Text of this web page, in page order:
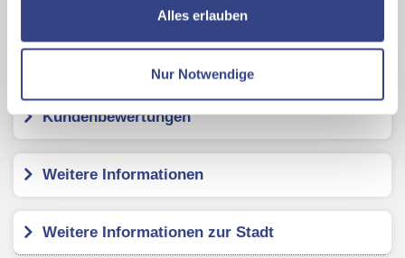
ermöglichen, dabei kommt es auch zu Übermittlungen
Datenschutzseite
Mit Klick auf "Alles erlauben" stimmen Sie der
Verwendung der Cookies & Plugins auf unseren
Alles erlauben
Nur Notwendige
Kundenbewertungen
Weitere Informationen
Weitere Informationen zur Stadt